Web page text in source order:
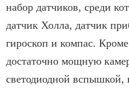
набор датчиков, среди
датчик Холла, датчик
гироскоп и компас.
достаточно мощную
светодиодной